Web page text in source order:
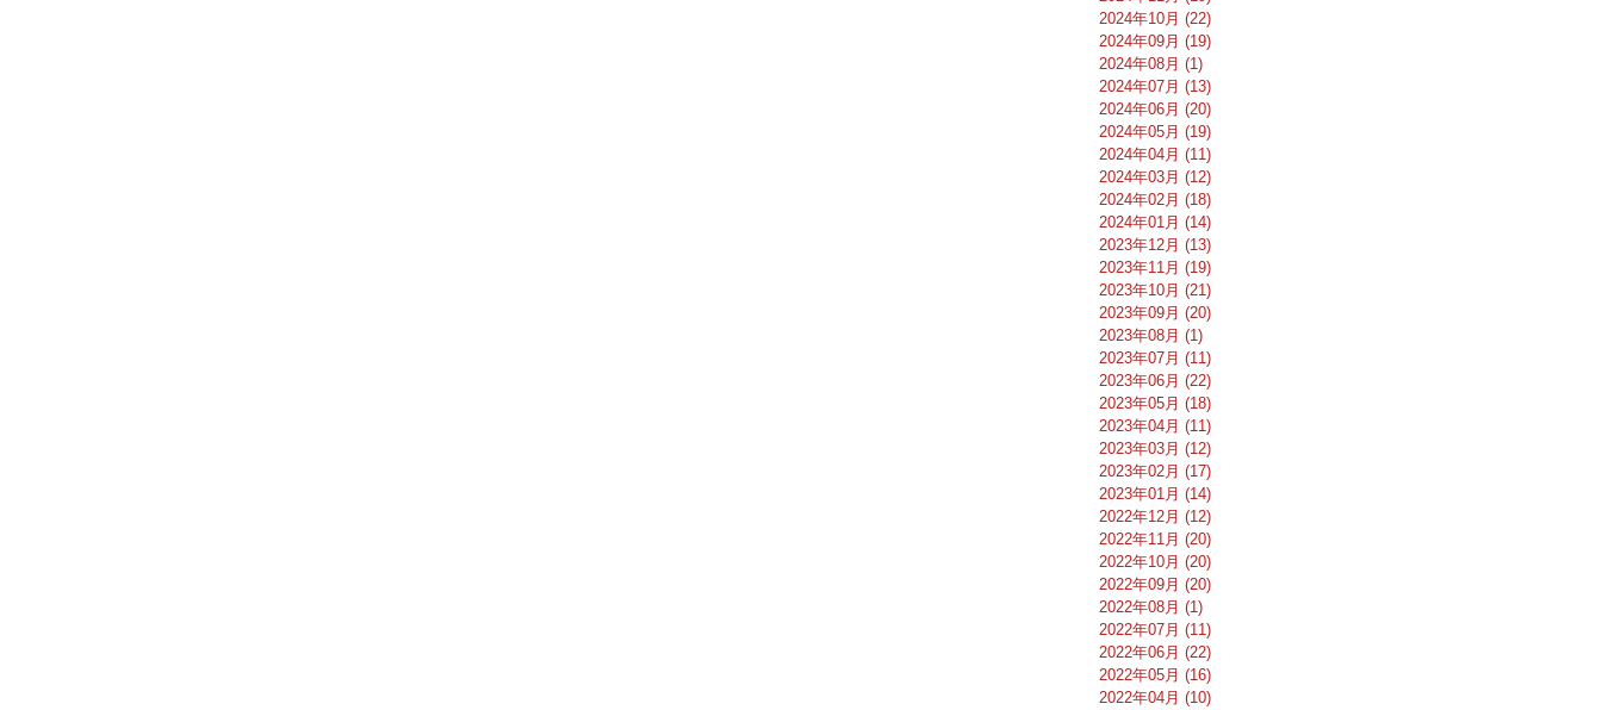
2024年10月 (22)
2024年09月 (19)
2024年08月 (1)
2024年07月 (13)
2024年06月 (20)
2024年05月 (19)
2024年04月 (11)
2024年03月 (12)
2024年02月 (18)
2024年01月 (14)
2023年12月 (13)
2023年11月 (19)
2023年10月 (21)
2023年09月 (20)
2023年08月 (1)
2023年07月 (11)
2023年06月 (22)
2023年05月 (18)
2023年04月 (11)
2023年03月 (12)
2023年02月 (17)
2023年01月 (14)
2022年12月 (12)
2022年11月 (20)
2022年10月 (20)
2022年09月 (20)
2022年08月 (1)
2022年07月 (11)
2022年06月 (22)
2022年05月 (16)
2022年04月 (10)